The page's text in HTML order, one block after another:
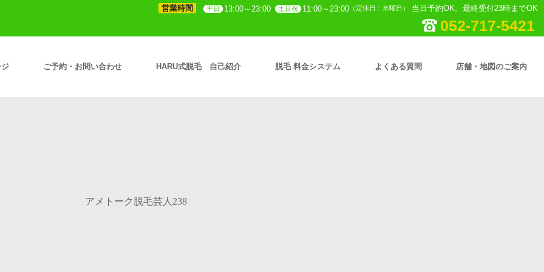
営業時間 平日 13:00～23:00 土日祝 11:00～23:00 （定休日：水曜日） 当日予約OK。最終受付23時までOK
052-717-5421
ご予約・お問い合わせ HARU式脱毛 自己紹介 脱毛 料金システム よくある質問 店舗・地図のご案内
アメトーク脱毛芸人238